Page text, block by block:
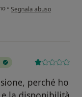
• secondo l'opinione
Segnala abuso
perché ho